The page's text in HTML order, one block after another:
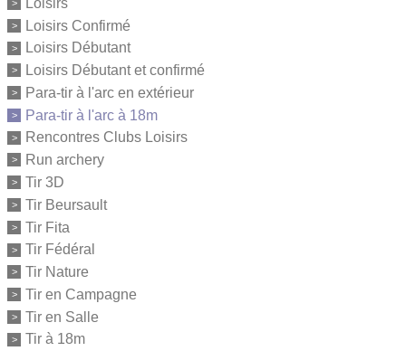
Loisirs Confirmé
Loisirs Débutant
Loisirs Débutant et confirmé
Para-tir à l'arc en extérieur
Para-tir à l'arc à 18m
Rencontres Clubs Loisirs
Run archery
Tir 3D
Tir Beursault
Tir Fita
Tir Fédéral
Tir Nature
Tir en Campagne
Tir en Salle
Tir à 18m